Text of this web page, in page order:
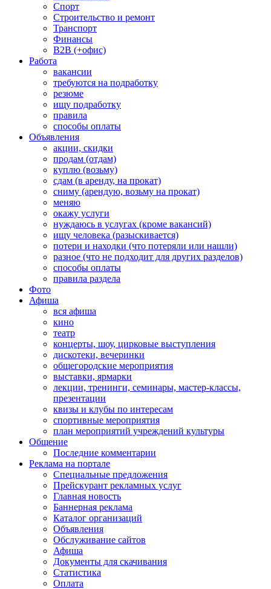
Спорт
Строительство и ремонт
Транспорт
Финансы
B2B (+офис)
Работа
вакансии
требуются на подработку
резюме
ищу подработку
правила
способы оплаты
Объявления
акции, скидки
продам (отдам)
куплю (возьму)
сдам (в аренду, на прокат)
сниму (арендую, возьму на прокат)
меняю
окажу услуги
нуждаюсь в услугах (кроме вакансий)
ищу человека (разыскивается)
потери и находки (что потеряли или нашли)
разное (что не подходит для других разделов)
способы оплаты
правила раздела
Фото
Афиша
вся афиша
кино
театр
концерты, шоу, цирковые выступления
дискотеки, вечеринки
общегородские мероприятия
выставки, ярмарки
лекции, тренинги, семинары, мастер-классы,
презентации
квизы и клубы по интересам
спортивные мероприятия
план мероприятий учреждений культуры
Общение
Последние комментарии
Реклама на портале
Специальные предложения
Прейскурант рекламных услуг
Главная новость
Баннерная реклама
Каталог организаций
Объявления
Обслуживание сайтов
Афиша
Документы для скачивания
Статистика
Оплата